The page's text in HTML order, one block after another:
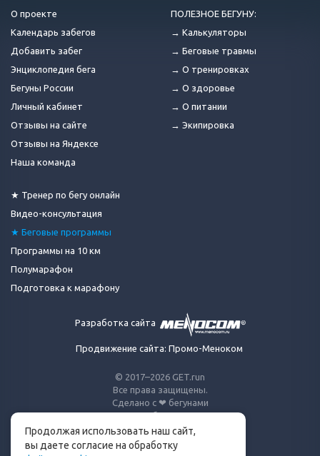
© 2017–2026 GET.run
Все права защищены.
Сделано с ❤ бегунами
для бегунов
Телеграм-канал Get.run
О проекте
Календарь забегов
Добавить забег
Энциклопедия бега
Бегуны России
Личный кабинет
Отзывы на сайте
Отзывы на Яндексе
Наша команда
★ Тренер по бегу онлайн
Видео-консультация
★ Беговые программы
Программы на 10 км
Полумарафон
Подготовка к марафону
ПОЛЕЗНОЕ БЕГУНУ:
→ Калькуляторы
→ Беговые травмы
→ О тренировках
→ О здоровье
→ О питании
→ Экипировка
Разработка сайта
Продвижение сайта: Промо-Меноком
Продолжая использовать наш сайт,
вы даете согласие на обработку